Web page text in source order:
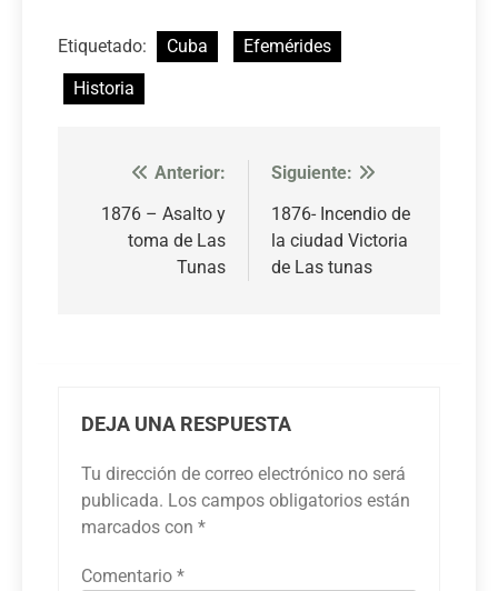
Etiquetado: Cuba
Efemérides
Historia
Navegación
de
entradas
Anterior:
1876 – Asalto y
toma de Las
Tunas
Siguiente:
1876- Incendio de
la ciudad Victoria
de Las tunas
DEJA UNA RESPUESTA
Tu dirección de correo electrónico no será
publicada. Los campos obligatorios están
marcados con *
Comentario *